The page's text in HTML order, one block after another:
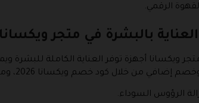
الرقمي.
بالبشرة في متجر ويكسانا
ويكسانا أجهزة توفر العناية الكاملة
خلال كود خصم ويكسانا 2026، ومن أمثلة هذه أجهزة العناية بالبشرة المتوفرة في متجر ويكسانا:
الرؤوس السوداء.